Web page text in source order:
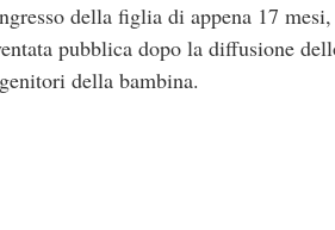
della figlia di appena 17
pubblica dopo la diffusione
della bambina.